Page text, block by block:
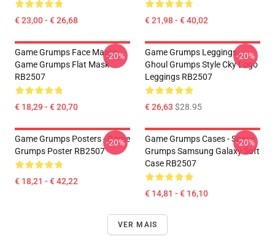
€ 23,00 - € 26,68 € 21,98 - € 40,02
Game Grumps Face Masks -
Game Grumps Flat Mask
RB2507
€ 18,29 - € 20,70
-20%
Game Grumps Leggings -
Ghoul Grumps Style Cky Logo
Leggings RB2507
€ 26,63 $28.95
-20%
Game Grumps Posters - Game
Grumps Poster RB2507
€ 18,21 - € 42,22
-20%
Game Grumps Cases - Space
Grumps Samsung Galaxy Soft
Case RB2507
€ 14,81 - € 16,10
-20%
VER MAIS